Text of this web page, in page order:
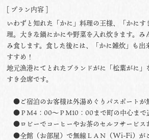
[ プラン内容 ]
いわずと知れた「かに」料理の王様、「かに
理。大きな鍋にかにや野菜を入れ炊きます。み
み食します。食した後には、「かに雑炊」も
すすめ！
地元漁港にてとれたブランドがに「松葉がに」
すき会席です。
●ご宿泊のお客様は外湯めぐりパスポートが
●ＰＭ4：00〜ＰＭ10：00まで町の中心まで
●ロビーでコーヒーやお茶のセルフサービス
●全館（お部屋）で無線ＬＡＮ（Wi-Fi）が